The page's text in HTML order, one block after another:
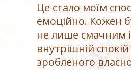
Це стало моїм
емоційно. Кожен
не лише смачним
внутрішній
зробленого